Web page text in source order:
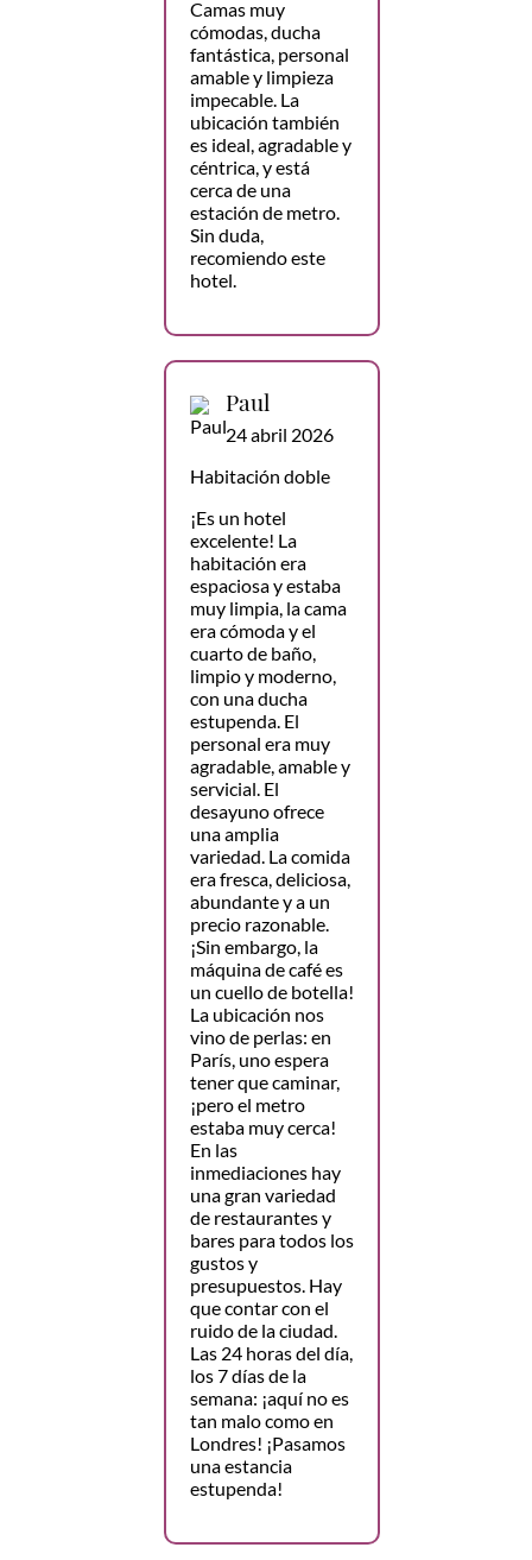
Camas muy
cómodas, ducha
fantástica, personal
amable y limpieza
impecable. La
ubicación también
es ideal, agradable y
céntrica, y está
cerca de una
estación de metro.
Sin duda,
recomiendo este
hotel.
Paul
24 abril 2026
Habitación doble
¡Es un hotel
excelente! La
habitación era
espaciosa y estaba
muy limpia, la cama
era cómoda y el
cuarto de baño,
limpio y moderno,
con una ducha
estupenda. El
personal era muy
agradable, amable y
servicial. El
desayuno ofrece
una amplia
variedad. La comida
era fresca, deliciosa,
abundante y a un
precio razonable.
¡Sin embargo, la
máquina de café es
un cuello de botella!
La ubicación nos
vino de perlas: en
París, uno espera
tener que caminar,
¡pero el metro
estaba muy cerca!
En las
inmediaciones hay
una gran variedad
de restaurantes y
bares para todos los
gustos y
presupuestos. Hay
que contar con el
ruido de la ciudad.
Las 24 horas del día,
los 7 días de la
semana: ¡aquí no es
tan malo como en
Londres! ¡Pasamos
una estancia
estupenda!